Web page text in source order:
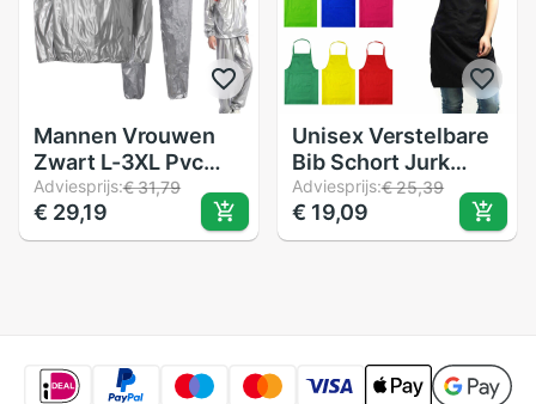
Mannen Vrouwen
Zwart L-3XL Pvc
Fitness Afslanken
Verlies Gewicht
Zweet Pak Sauna
Adviesprijs:€ 31,79
€ 29,19
Unisex Verstelbare
Bib Schort Jurk
Plain Schort
Waterdichte Olie
Proof Pvc Voorvak
Adviesprijs:€ 25,39
€ 19,09